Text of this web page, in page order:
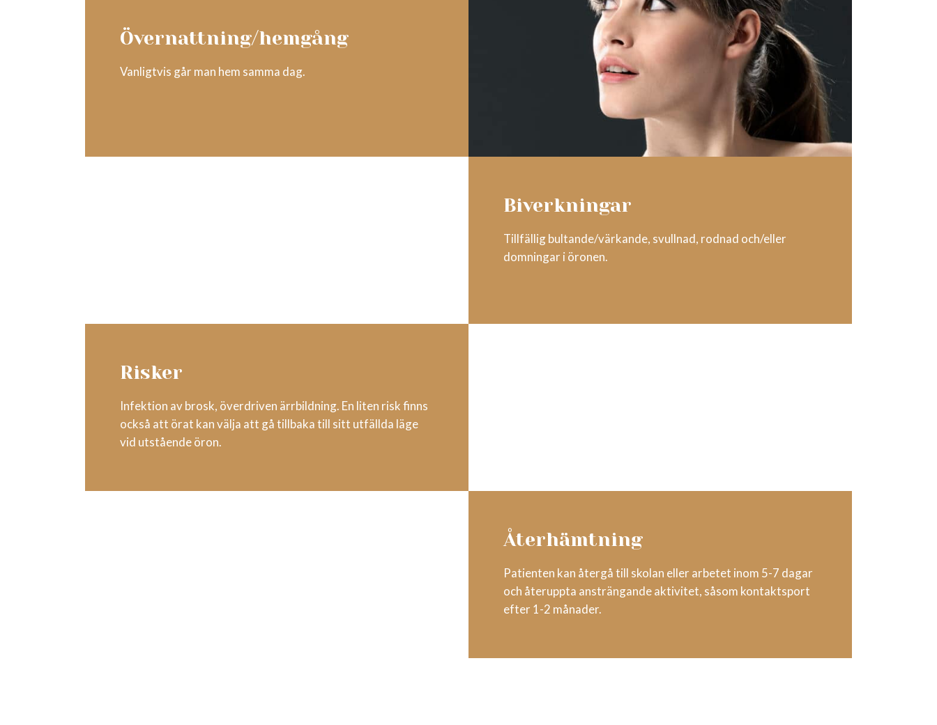
Övernattning/hemgång
Vanligtvis går man hem samma dag.
Biverkningar
Tillfällig bultande/värkande, svullnad, rodnad och/eller
domningar i öronen.
Risker
Infektion av brosk, överdriven ärrbildning. En liten risk finns
också att örat kan välja att gå tillbaka till sitt utfällda läge
vid utstående öron.
Återhämtning
Patienten kan återgå till skolan eller arbetet inom 5-7 dagar
och återuppta ansträngande aktivitet, såsom kontaktsport
efter 1-2 månader.